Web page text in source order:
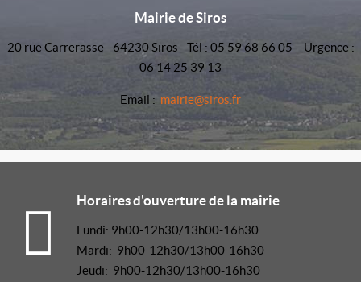
Mairie de Siros
20 rue Carrerasse - 64230 Siros - Tél : 05 59 68 66 05 - Urgence :
06 14 25 39 13
Email : mairie@siros.fr
Horaires d'ouverture de la mairie
Lundi: 9h00-12h30/13h00-16h30
Mardi: 9h00-12h30/13h00-16h30
Jeudi: 9h00-12h30/13h00-16h30